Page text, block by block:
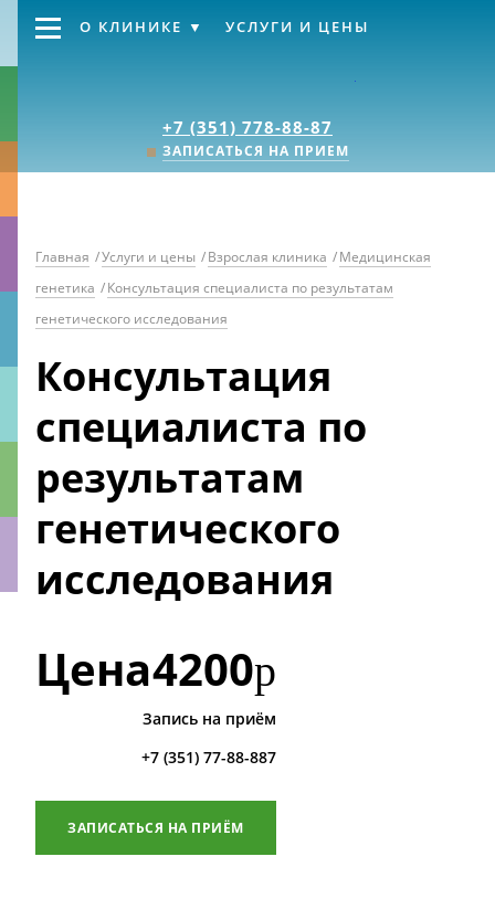
+7 (351) 778-88-87
ЗАПИСАТЬСЯ НА ПРИЕМ
О КЛИНИКЕ УСЛУГИ И ЦЕНЫ
Главная /Услуги и цены /Взрослая клиника /Медицинская
генетика /Консультация специалиста по результатам
генетического исследования
Консультация
специалиста по
результатам
генетического
исследования
Цена4200р
Запись на приём
+7 (351) 77-88-887
ЗАПИСАТЬСЯ НА ПРИЁМ